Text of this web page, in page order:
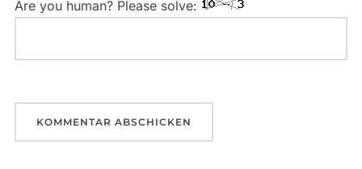
Are you human? Please solve: